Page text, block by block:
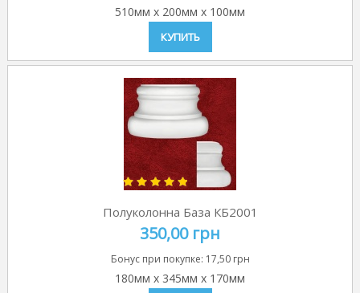
510мм x 200мм x 100мм
КУПИТЬ
Полуколонна База КБ2001
350,00 грн
Бонус при покупке: 17,50 грн
180мм x 345мм x 170мм